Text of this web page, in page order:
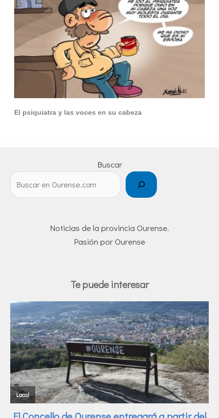
El psiquiatra y las voces en su cabeza
Buscar
Noticias de la provincia Ourense.
Pasión por Ourense
Te puede interesar